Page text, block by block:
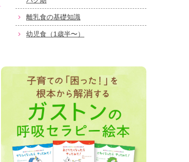
離乳食の基礎知識
幼児食（1歳半〜）